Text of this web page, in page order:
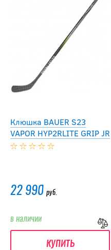
Клюшка BAUER S23
VAPOR HYP2RLITE GRIP JR
22 990 руб.
в наличии
купить